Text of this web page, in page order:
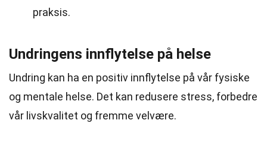
praksis.
Undringens innflytelse på helse
Undring kan ha en positiv innflytelse på vår fysiske
og mentale helse. Det kan redusere stress, forbedre
vår livskvalitet og fremme velvære.